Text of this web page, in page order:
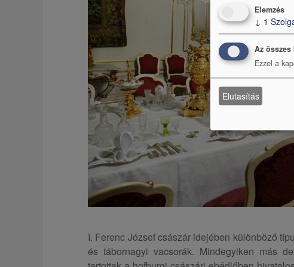
I. Ferenc József császár idejében különböző
és tábornagyi vacsorák. Mindegyiken más
Elemzés
↓ 1
Az összes
Ezzel a
Elutasítás